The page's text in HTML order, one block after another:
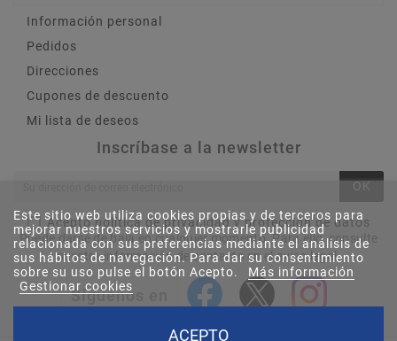
Información personal
Pedidos
Direcciones
Cupones de descuento
Mi lista de deseos
Inscríbase a la newsletter
OK
Acepto política de privacidad y protección de datos
Puede darse de baja en cualquier momento. Para ello, consulte
nuestra información de contacto en el aviso legal.
Síguenos en
Este sitio web utiliza cookies propias y de terceros para
mejorar nuestros servicios y mostrarle publicidad
relacionada con sus preferencias mediante el análisis de
sus hábitos de navegación. Para dar su consentimiento
sobre su uso pulse el botón Acepto.
Más información
Gestionar cookies
ACEPTO